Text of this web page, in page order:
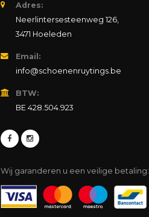
Adres:
Neerlintersesteenweg 126,
3471 Hoeleden
Email:
info@schoenenruytings.be
BTW:
BE 428.504.923
Wij garanderen u een veilige betaling: